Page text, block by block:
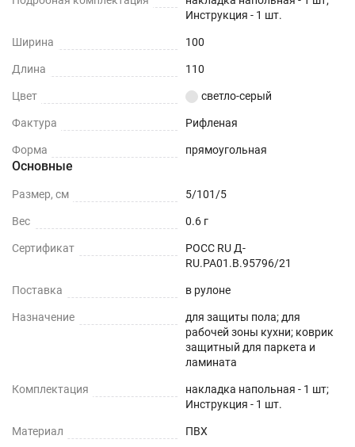
Инструкция - 1 шт.
Ширина 100
Длина 110
Цвет светло-серый
Фактура Рифленая
Форма прямоугольная
Основные
Размер, см 5/101/5
Вес 0.6 г
Сертификат
РОСС RU Д-
RU.РА01.В.95796/21
Поставка в рулоне
Назначение
для защиты пола; для
рабочей зоны кухни; коврик
защитный для паркета и
ламината
Комплектация
накладка напольная - 1 шт;
Инструкция - 1 шт.
Материал ПВХ